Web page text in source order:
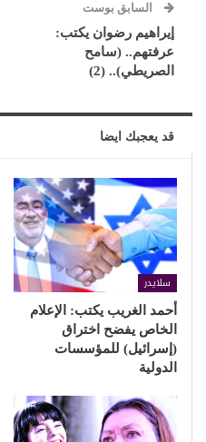
السابق بوست
إيراهيم رضوان يكتب:
عرفتهم.. (سامح
الصريطي).. (2)
قد يعجبك ايضا
سلايدر
أحمد الغريب يكتب: الإعلام
الخاص يفضح اختراق
(إسرائيل) للمؤسسات
الدولية